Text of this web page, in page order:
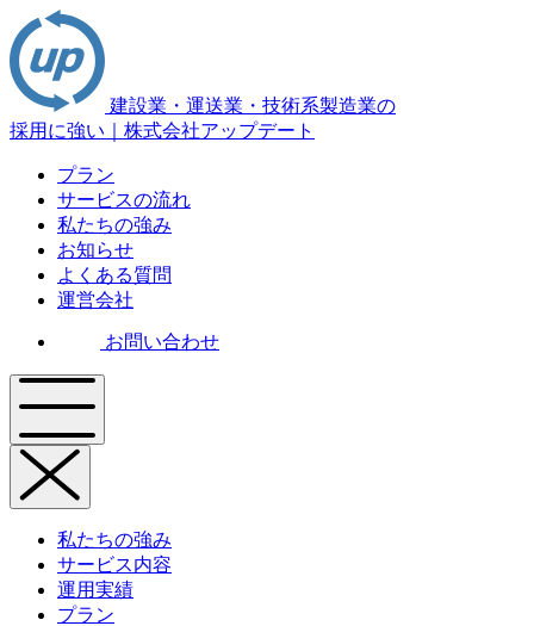
建設業・運送業・技術系製造業の
採用に強い｜株式会社アップデート
プラン
サービスの流れ
私たちの強み
お知らせ
よくある質問
運営会社
お問い合わせ
私たちの強み
サービス内容
運用実績
プラン